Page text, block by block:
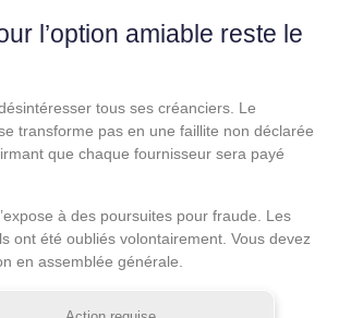
l’option amiable reste le
tous ses créanciers. Le
transforme pas en une faillite non déclarée
que chaque fournisseur sera payé
à des poursuites pour fraude. Les
ont été oubliés volontairement. Vous devez
en assemblée générale.